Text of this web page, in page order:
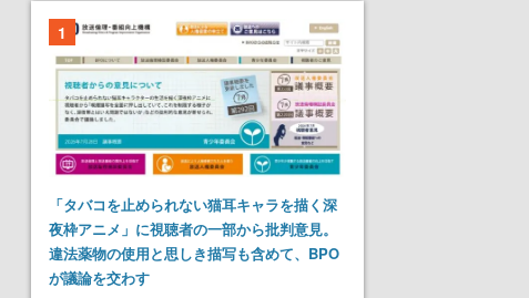
1
「タバコを止められない猫耳キャラを描く深
夜枠アニメ」に視聴者の一部から批判意見。
違法薬物の使用と思しき描写も含めて、BPO
が議論を交わす